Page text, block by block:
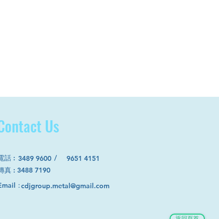
9651 4151
話 : /
：cdjgroup.metal@gmail.com
Us
3489 9600
真 : 3488 7190